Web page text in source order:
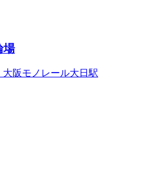
場
阪モノレール大日駅